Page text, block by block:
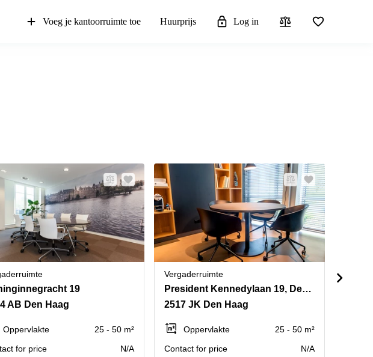
Voeg je kantoorruimte toe Huurprijs Log in
19
AB Den Haag
Oppervlakte
25 - 50 m²
for price
N/A
Vergaderruimte
President Kennedylaan 19, Den Haag
2517 JK Den Haag
Oppervlakte
25 - 50 m²
Contact for price
N/A